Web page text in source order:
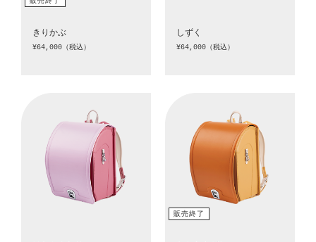
きりかぶ
¥64,000（税込）
しずく
¥64,000（税込）